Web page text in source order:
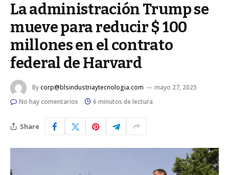
La administración Trump se
mueve para reducir $ 100
millones en el contrato
federal de Harvard
Bycorp@blsindustriaytecnologia.com
mayo 27, 2025
No hay comentarios
6 minutos de lectura
Share